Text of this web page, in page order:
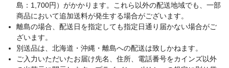
島：1,700円）がかかります。これら以外の配送地域でも、一部
商品において追加送料が発生する場合がございます。
離島の場合、配送日を指定しても指定日通り届かない場合がご
ざいます。
別送品は、北海道・沖縄・離島への配送は致しかねます。
ご入力いただいたお届け先名、住所、電話番号をカインズ以外